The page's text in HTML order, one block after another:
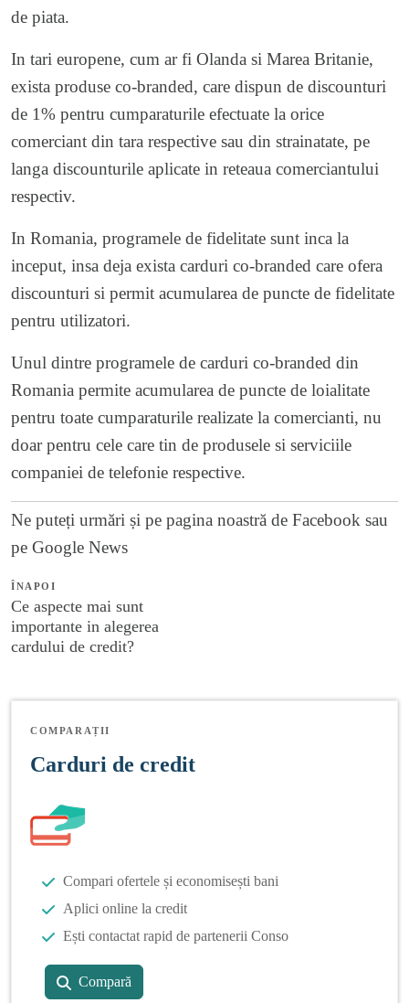
de piata.
In tari europene, cum ar fi Olanda si Marea Britanie,
exista produse co-branded, care dispun de discounturi
de 1% pentru cumparaturile efectuate la orice
comerciant din tara respective sau din strainatate, pe
langa discounturile aplicate in reteaua comerciantului
respectiv.
In Romania, programele de fidelitate sunt inca la
inceput, insa deja exista carduri co-branded care ofera
discounturi si permit acumularea de puncte de fidelitate
pentru utilizatori.
Unul dintre programele de carduri co-branded din
Romania permite acumularea de puncte de loialitate
pentru toate cumparaturile realizate la comercianti, nu
doar pentru cele care tin de produsele si serviciile
companiei de telefonie respective.
Ne puteți urmări și pe pagina noastră de Facebook sau
pe Google News
ÎNAPOI
Ce aspecte mai sunt
importante in alegerea
cardului de credit?
COMPARAȚII
Carduri de credit
Compari ofertele și economisești bani
Aplici online la credit
Ești contactat rapid de partenerii Conso
Compară